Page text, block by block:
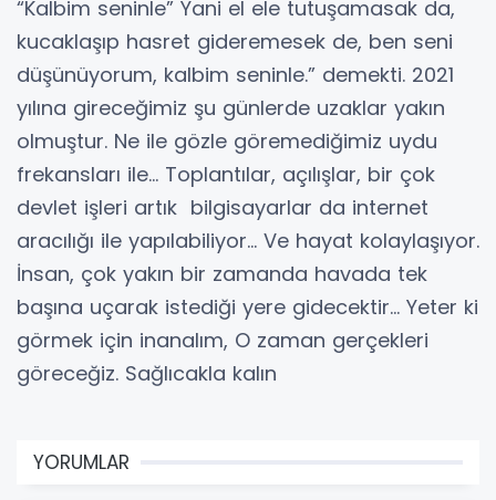
“Kalbim seninle” Yani el ele tutuşamasak da,
kucaklaşıp hasret gideremesek de, ben seni
düşünüyorum, kalbim seninle.” demekti. 2021
yılına gireceğimiz şu günlerde uzaklar yakın
olmuştur. Ne ile gözle göremediğimiz uydu
frekansları ile… Toplantılar, açılışlar, bir çok
devlet işleri artık bilgisayarlar da internet
aracılığı ile yapılabiliyor… Ve hayat kolaylaşıyor.
İnsan, çok yakın bir zamanda havada tek
başına uçarak istediği yere gidecektir… Yeter ki
görmek için inanalım, O zaman gerçekleri
göreceğiz. Sağlıcakla kalın
YORUMLAR